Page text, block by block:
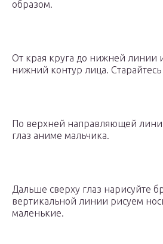
образом.
От края круга до нижней линии
нижний контур лица. Старайтесь
По верхней направляющей
глаз аниме мальчика.
Дальше сверху глаз нарисуйте
вертикальной линии рисуем
маленькие.